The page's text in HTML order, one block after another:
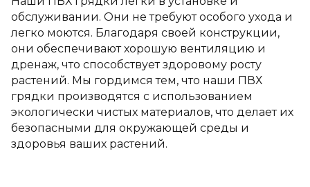
обслуживании. Они не требуют особого ухода и
легко моются. Благодаря своей конструкции,
они обеспечивают хорошую вентиляцию и
дренаж, что способствует здоровому росту
растений. Мы гордимся тем, что наши ПВХ
грядки производятся с использованием
экологически чистых материалов, что делает их
безопасными для окружающей среды и
здоровья ваших растений.